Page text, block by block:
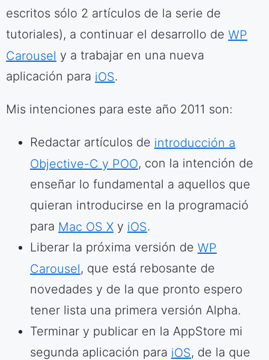
escritos sólo 2 artículos de la serie de
tutoriales), a continuar el desarrollo de WP
Carousel y a trabajar en una nueva
aplicación para iOS.
Mis intenciones para este año 2011 son:
Redactar artículos de introducción a
Objective-C y POO, con la intención de
enseñar lo fundamental a aquellos que
quieran introducirse en la programació
para Mac OS X y iOS.
Liberar la próxima versión de WP
Carousel, que está rebosante de
novedades y de la que pronto espero
tener lista una primera versión Alpha.
Terminar y publicar en la AppStore mi
segunda aplicación para iOS, de la que